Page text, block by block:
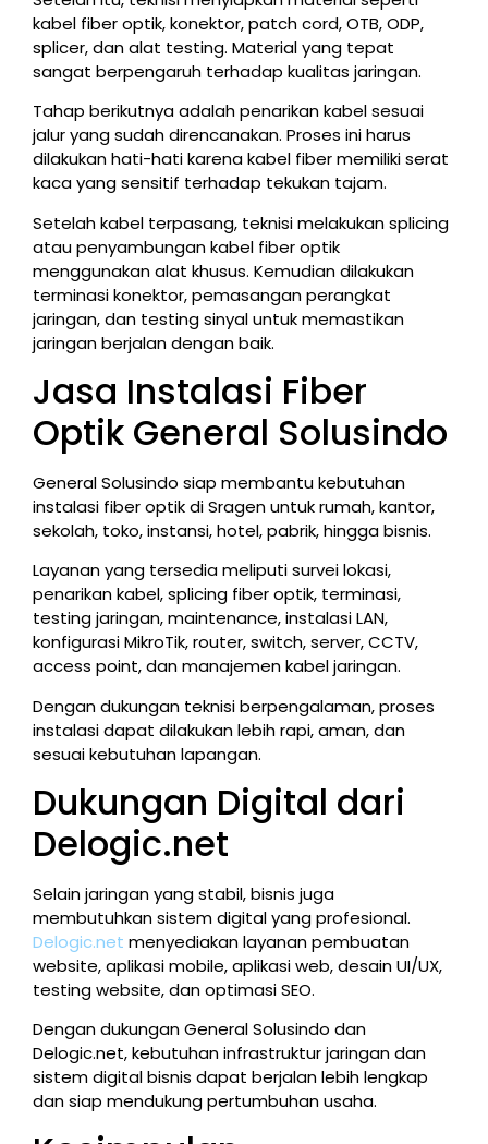
kabel fiber optik, konektor, patch cord, OTB, ODP,
splicer, dan alat testing. Material yang tepat
sangat berpengaruh terhadap kualitas jaringan.
Tahap berikutnya adalah penarikan kabel sesuai
jalur yang sudah direncanakan. Proses ini harus
dilakukan hati-hati karena kabel fiber memiliki serat
kaca yang sensitif terhadap tekukan tajam.
Setelah kabel terpasang, teknisi melakukan splicing
atau penyambungan kabel fiber optik
menggunakan alat khusus. Kemudian dilakukan
terminasi konektor, pemasangan perangkat
jaringan, dan testing sinyal untuk memastikan
jaringan berjalan dengan baik.
Jasa Instalasi Fiber
Optik General Solusindo
General Solusindo siap membantu kebutuhan
instalasi fiber optik di Sragen untuk rumah, kantor,
sekolah, toko, instansi, hotel, pabrik, hingga bisnis.
Layanan yang tersedia meliputi survei lokasi,
penarikan kabel, splicing fiber optik, terminasi,
testing jaringan, maintenance, instalasi LAN,
konfigurasi MikroTik, router, switch, server, CCTV,
access point, dan manajemen kabel jaringan.
Dengan dukungan teknisi berpengalaman, proses
instalasi dapat dilakukan lebih rapi, aman, dan
sesuai kebutuhan lapangan.
Dukungan Digital dari
Delogic.net
Selain jaringan yang stabil, bisnis juga
membutuhkan sistem digital yang profesional.
Delogic.net menyediakan layanan pembuatan
website, aplikasi mobile, aplikasi web, desain UI/UX,
testing website, dan optimasi SEO.
Dengan dukungan General Solusindo dan
Delogic.net, kebutuhan infrastruktur jaringan dan
sistem digital bisnis dapat berjalan lebih lengkap
dan siap mendukung pertumbuhan usaha.